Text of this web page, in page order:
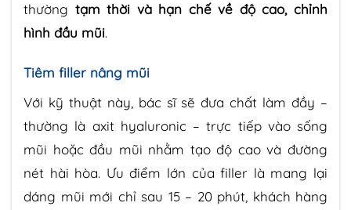
thường tạm thời và hạn chế về độ cao, chỉnh
hình đầu mũi.
Tiêm filler nâng mũi
Với kỹ thuật này, bác sĩ sẽ đưa chất làm đầy –
thường là axit hyaluronic – trực tiếp vào sống
mũi hoặc đầu mũi nhằm tạo độ cao và đường
nét hài hòa. Ưu điểm lớn của filler là mang lại
dáng mũi mới chỉ sau 15 – 20 phút, khách hàng